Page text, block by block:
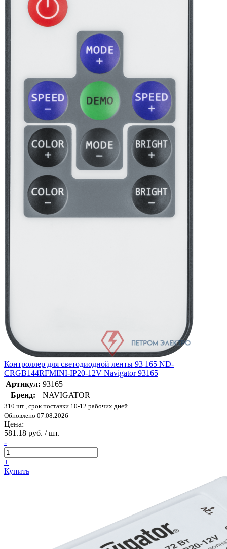
Контроллер для светодиодной ленты 93 165 ND-
CRGB144RFMINI-IP20-12V Navigator 93165
Артикул: 93165
Бренд:
NAVIGATOR
310 шт., срок поставки 10-12 рабочих дней
Обновлено 07.08.2026
Цена:
581.18 руб. / шт.
-
+
Купить